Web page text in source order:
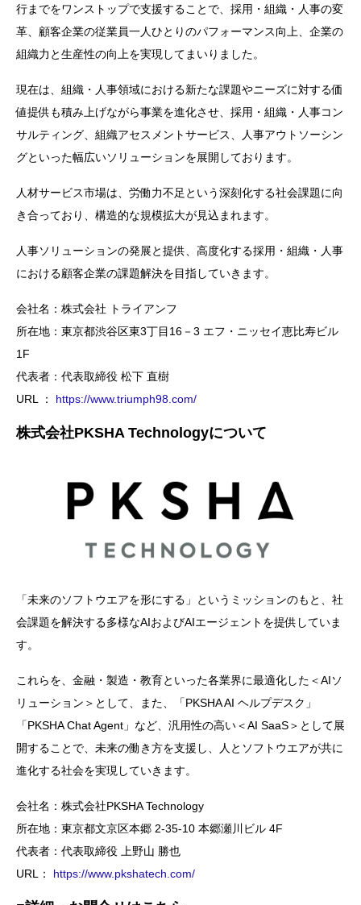
行までをワンストップで支援することで、採用・組織・人事の変
革、顧客企業の従業員一人ひとりのパフォーマンス向上、企業の
組織力と生産性の向上を実現してまいりました。
現在は、組織・人事領域における新たな課題やニーズに対する価
値提供も積み上げながら事業を進化させ、採用・組織・人事コン
サルティング、組織アセスメントサービス、人事アウトソーシン
グといった幅広いソリューションを展開しております。
人材サービス市場は、労働力不足という深刻化する社会課題に向
き合っており、構造的な規模拡大が見込まれます。
人事ソリューションの発展と提供、高度化する採用・組織・人事
における顧客企業の課題解決を目指していきます。
会社名：株式会社 トライアンフ
所在地：東京都渋谷区東3丁目16－3 エフ・ニッセイ恵比寿ビル
1F
代表者：代表取締役 松下 直樹
URL ： https://www.triumph98.com/
株式会社PKSHA Technologyについて
「未来のソフトウエアを形にする」というミッションのもと、社
会課題を解決する多様なAIおよびAIエージェントを提供していま
す。
これらを、金融・製造・教育といった各業界に最適化した＜AIソ
リューション＞として、また、「PKSHA AI ヘルプデスク」
「PKSHA Chat Agent」など、汎用性の高い＜AI SaaS＞として展
開することで、未来の働き方を支援し、人とソフトウエアが共に
進化する社会を実現していきます。
会社名：株式会社PKSHA Technology
所在地：東京都文京区本郷 2-35-10 本郷瀬川ビル 4F
代表者：代表取締役 上野山 勝也
URL： https://www.pkshatech.com/